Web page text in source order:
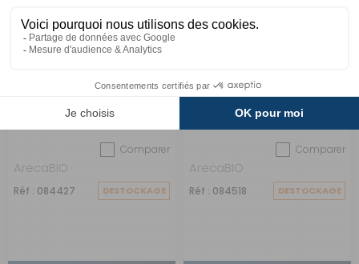
10 assiettes à dîner
réutilisables
Comparer
ArecaBIO
Réf : 084427 DESTOCKAGE
10 assiettes à dessert
réutilisables
Comparer
ArecaBIO
Réf : 084518 DESTOCKAGE